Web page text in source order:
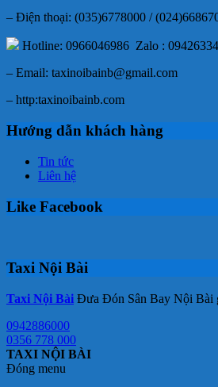
– Điện thoại: (035)6778000 /
Hotline: 0966046986 Zalo :
– Email: taxinoibainb@gmail.com
– http:taxinoibainb.com
Hướng dẫn khách hàng
Tin tức
Liên hệ
Like Facebook
Taxi Nội Bài
Taxi Nội Bài Đưa Đón Sân Bay Nội Bài
0942886000
0356 778 000
TAXI NỘI BÀI
Đóng menu